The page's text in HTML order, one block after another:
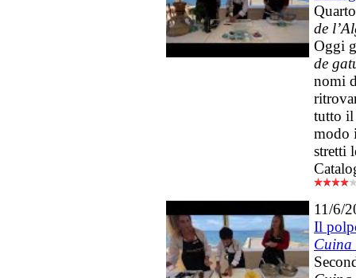
de
Oggi
de
nomi
tutto il
modo
stretti
11/6/
Il
Cuina